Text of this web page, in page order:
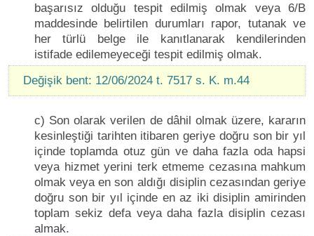
başarısız olduğu tespit edilmiş olmak veya 6/B
maddesinde belirtilen durumları rapor, tutanak ve
her türlü belge ile kanıtlanarak kendilerinden
istifade edilemeyeceği tespit edilmiş olmak.
Değişik bent: 12/06/2024 t. 7517 s. K. m.44
c) Son olarak verilen de dâhil olmak üzere, kararın
kesinleştiği tarihten itibaren geriye doğru son bir yıl
içinde toplamda otuz gün ve daha fazla oda hapsi
veya hizmet yerini terk etmeme cezasına mahkum
olmak veya en son aldığı disiplin cezasından geriye
doğru son bir yıl içinde en az iki disiplin amirinden
toplam sekiz defa veya daha fazla disiplin cezası
almak.